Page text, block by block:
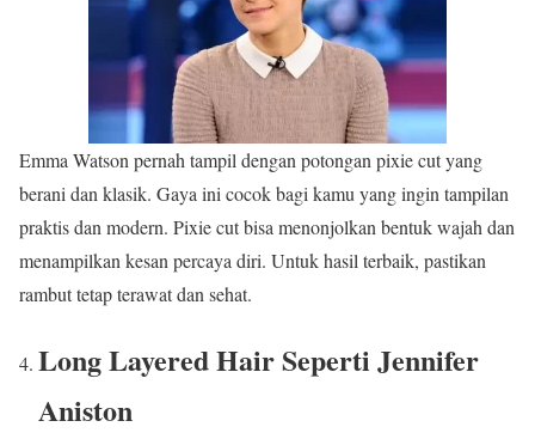
Emma Watson pernah tampil dengan potongan pixie cut yang
berani dan klasik. Gaya ini cocok bagi kamu yang ingin tampilan
praktis dan modern. Pixie cut bisa menonjolkan bentuk wajah dan
menampilkan kesan percaya diri. Untuk hasil terbaik, pastikan
rambut tetap terawat dan sehat.
Long Layered Hair Seperti Jennifer
Aniston